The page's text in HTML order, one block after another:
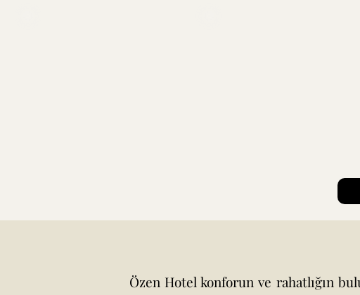
Özen Hotel konforun ve rahatlığın